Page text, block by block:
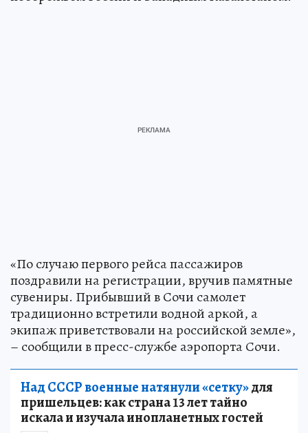
«По случаю первого рейса пассажиров
поздравили на регистрации, вручив памятные
сувениры. Прибывший в Сочи самолет
традиционно встретили водной аркой, а
экипаж приветствовали на российской земле»,
– сообщили в пресс-службе аэропорта Сочи.
Над СССР военные натянули «сетку»для
пришельцев: как страна 13 лет тайно
искала и изучала инопланетных гостей